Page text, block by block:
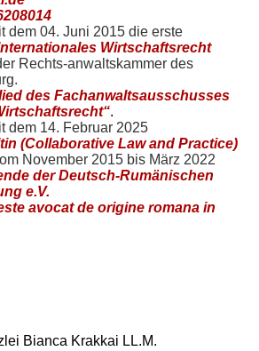
dem 04. Juni 2015 die erste
Wirtschaftsrecht
Rechts-anwaltskammer des
des Fachanwaltsausschusses
.
dem 14. Februar 2025
(Collaborative Law and Practice)
November 2015 bis März 2022
der Deutsch-Rumänischen
e.V.
avocat de origine romana in
Bianca Krakkai LL.M.